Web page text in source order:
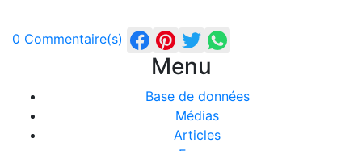
0 Commentaire(s)
Menu
Base de données
Médias
Articles